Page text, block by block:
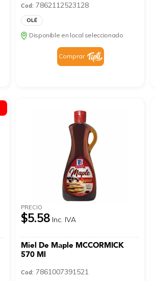
Cod: 7862112523128
OLÉ
Disponible en local seleccionado
Comprar
PRECIO
$5.58 Inc. IVA
Miel De Maple MCCORMICK
570 Ml
Cod: 7861007391521